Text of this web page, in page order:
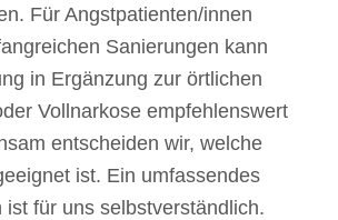
Für Angstpatienten/innen
Sanierungen kann
in Ergänzung zur örtlichen
Vollnarkose empfehlenswert
entscheiden wir, welche
ist. Ein umfassendes
ist für uns selbstverständlich.